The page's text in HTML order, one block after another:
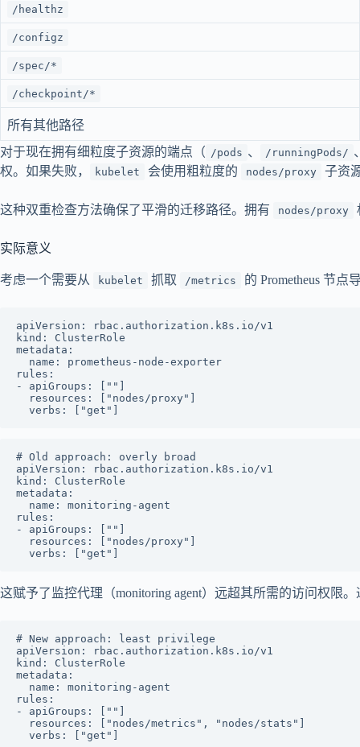
/healthz
/configz
/spec/*
/checkpoint/*
所有其他路径
对于现在拥有细粒度子资源的端点（ /pods 、 /runningPods/
权。如果失败，
kubelet 会使用粗粒度的 nodes/proxy 子资
这种双重检查方法确保了平滑的迁移路径。拥有 nodes/proxy
实际意义
考虑一个需要从 kubelet 抓取 /metrics 的 Prometheus 节点
apiVersion: rbac.authorization.k8s.io/v1
kind: ClusterRole
metadata:
rules:
- apiGroups: [""]
# Old approach: overly broad
apiVersion: rbac.authorization.k8s.io/v1
kind: ClusterRole
metadata:
rules:
- apiGroups: [""]
这赋予了监控代理（monitoring agent）远超其所需的访问权限
# New approach: least privilege
apiVersion: rbac.authorization.k8s.io/v1
kind: ClusterRole
metadata:
rules:
- apiGroups: [""]